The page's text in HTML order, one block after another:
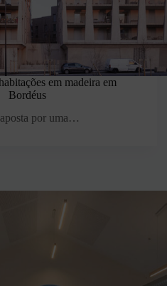
em madeira em
Bordéus
por uma…